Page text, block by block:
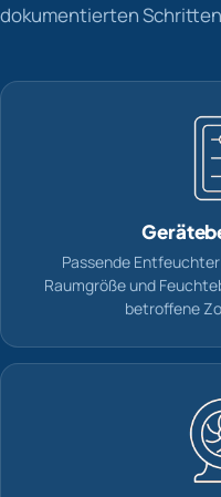
dokumentierten
Passende
Raumgröße und
betroffene